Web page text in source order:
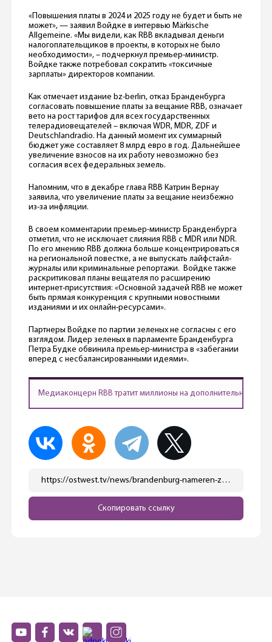
«Повышения платы в 2024 и 2025 году не будет и быть не
может», — заявил Войдке в интервью Märkische
Allgemeine. «Мы видели, как RBB вкладывал деньги
налогоплательщиков в проекты, в которых не было
необходимости», – подчеркнул премьер-министр.
Войдке также потребовал сократить «токсичные
зарплаты» директоров компании.
Как отмечает издание bz-berlin, отказ Бранденбурга
согласовать повышение платы за вещание RBB, означает
вето на рост тарифов для всех государственных
телерадиовещателей – включая WDR, MDR, ZDF и
Deutschlandradio. На данный момент их суммарный
бюджет уже составляет 8 млрд евро в год. Дальнейшее
увеличение взносов на их работу невозможно без
согласия всех федеральных земель.
Напомним, что в декабре глава RBB Катрин Вернау
заявила, что увеличение платы за вещание неизбежно
из-за инфляции.
В своем комментарии премьер-министр Бранденбурга
отметил, что не исключает слияния RBB с MDR или NDR.
По его мнению RBB должна больше концентрироваться
на региональной повестке, а не выпускать лайфстайл-
журналы или криминальные репортажи. Войдке также
раскритиковал планы вещателя по расширению
интернет-присутствия: «Основной задачей RBB не может
быть прямая конкуренция с крупными новостными
изданиями и их онлайн-ресурсами».
Партнеры Войдке по партии зеленых не согласны с его
взглядом. Лидер зеленых в парламенте Бранденбурга
Петра Будке обвинила премьер-министра в «забегании
вперед с несбалансированными идеями».
Медиаконцерн RBB тратит миллионы на дополнительные
https://ostwest.tv/news/brandenburg-nameren-zablokirovat-povyshenie-rashodov-na-gosudarstvennoe-teleradioveshhanie-v-germanii/
Скопировать ссылку